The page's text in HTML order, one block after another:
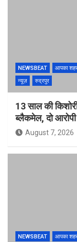
NEWSBEAT आपका
न्यूज़
रुद्रपुर
13 साल की
ब्लैकमेल, दो आरोपी
August 7, 2026
NEWSBEAT आपका